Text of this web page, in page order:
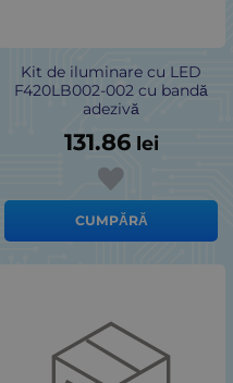
Kit de iluminare cu LED
F420LB002-002 cu bandă
adezivă
131.86 lei
CUMPĂRĂ